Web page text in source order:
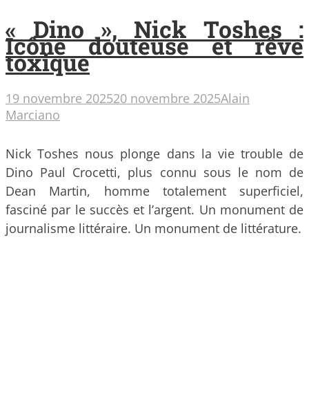
« Dino », Nick Toshes :
Icône douteuse et rêve
toxique
19 novembre 202520 novembre 2025Alain
Marciano
Nick Toshes nous plonge dans la vie trouble de
Dino Paul Crocetti, plus connu sous le nom de
Dean Martin, homme totalement superficiel,
fasciné par le succès et l’argent. Un monument de
journalisme littéraire. Un monument de littérature.